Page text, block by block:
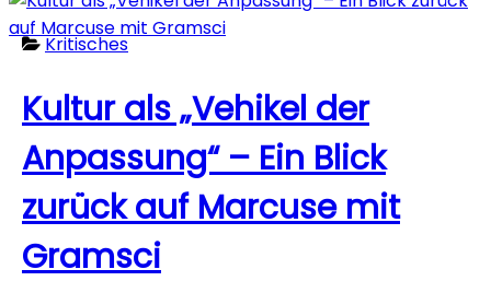
Kritisches
Kultur als „Vehikel der
Anpassung“ – Ein Blick
zurück auf Marcuse mit
Gramsci